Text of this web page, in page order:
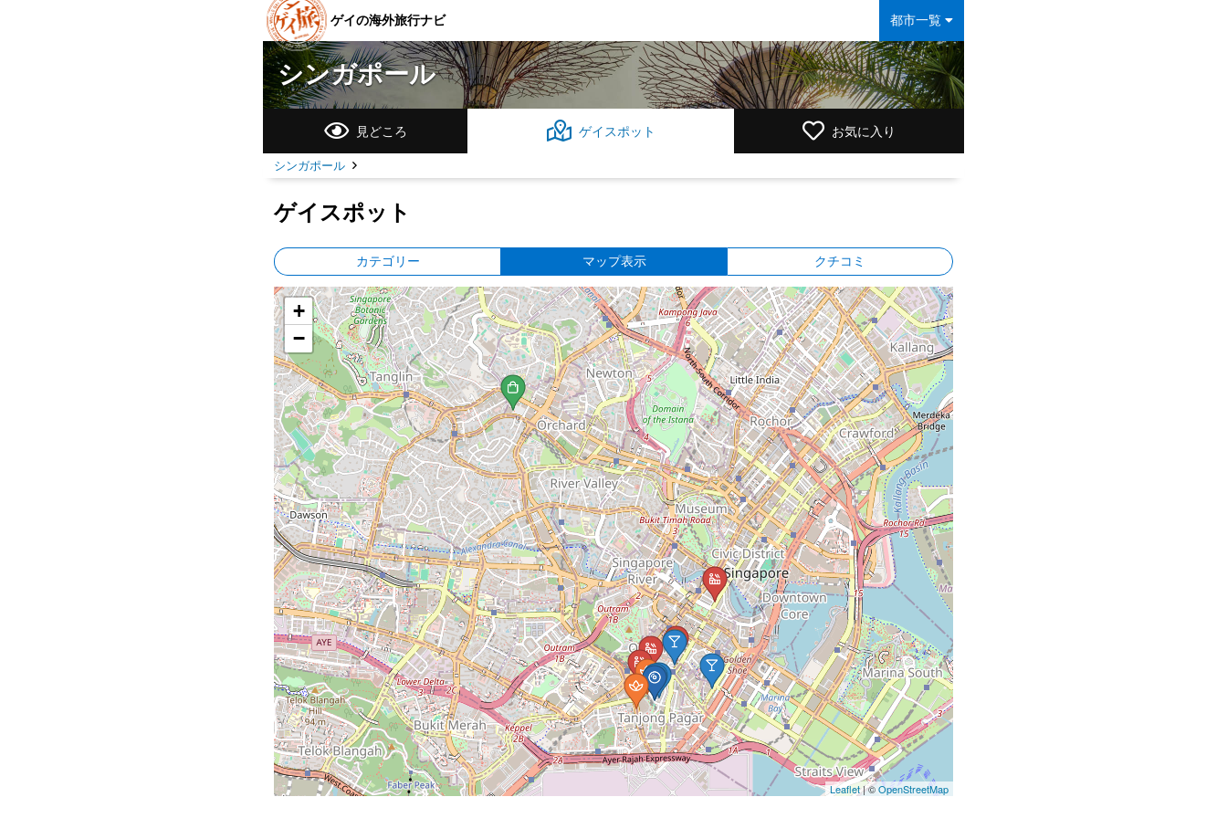
都市一覧
ゲイの海外旅行ナビ
シンガポール
見どころ ゲイスポット お気に入り
シンガポール
ゲイスポット
カテゴリー マップ表示 クチコミ
+
−
Leaflet| ©OpenStreetMap